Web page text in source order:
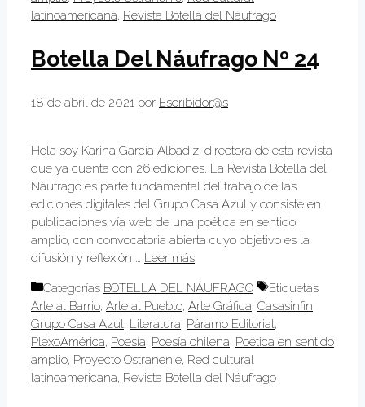
latinoamericana, Revista Botella del Náufrago
Botella Del Náufrago Nº 24
18 de abril de 2021 por Escribidor@s
Hola soy Karina García Albadiz, directora de esta revista
que ya cuenta con 26 ediciones. La Revista Botella del
Náufrago es parte fundamental del trabajo de las
ediciones digitales del Grupo Casa Azul y consiste en
publicaciones vía web de una poética en sentido
amplio, con convocatoria abierta cuyo objetivo es la
difusión y reflexión … Leer más
Categorías BOTELLA DEL NÁUFRAGO
Etiquetas
Arte al Barrio, Arte al Pueblo, Arte Gráfica, Casasinfin,
Grupo Casa Azul, Literatura, Páramo Editorial,
PlexoAmérica, Poesía, Poesía chilena, Poética en sentido
amplio, Proyecto Ostranenie, Red cultural
latinoamericana, Revista Botella del Náufrago